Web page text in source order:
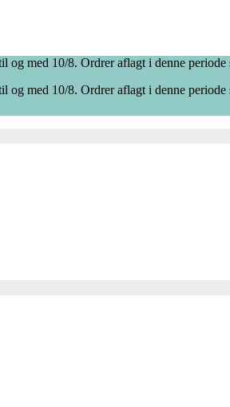
med 10/8. Ordrer aflagt i denne
med 10/8. Ordrer aflagt i denne